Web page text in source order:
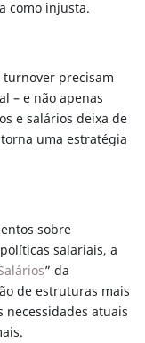
como injusta.
precisam
– e não apenas
e salários deixa de
uma estratégia
sobre
salariais, a
” da
de estruturas mais
necessidades atuais